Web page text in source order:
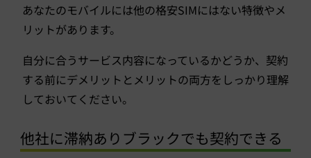
あなたのモバイルには他の格安SIMにはない特徴やメ
リットがあります。
自分に合うサービス内容になっているかどうか、契約
する前にデメリットとメリットの両方をしっかり理解
しておいてください。
他社に滞納ありブラックでも契約できる